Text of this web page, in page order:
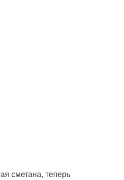
сметана, теперь